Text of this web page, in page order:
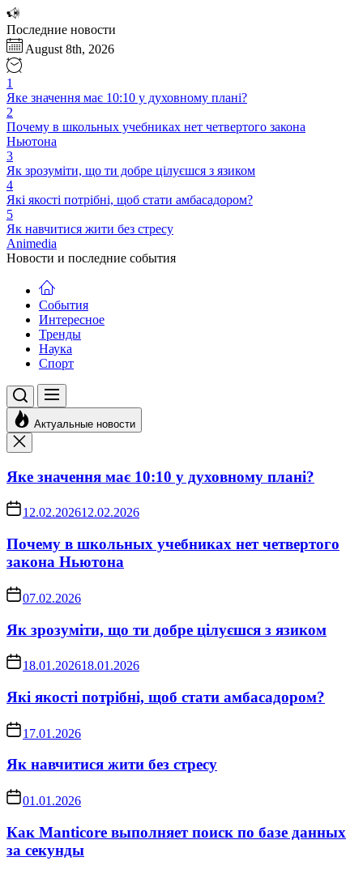
Перейти
к
содержимому
Последние новости
August 8th, 2026
1
Яке значення має 10:10 у духовному плані?
2
Почему в школьных учебниках нет четвертого закона
Ньютона
3
Як зрозуміти, що ти добре цілуєшся з язиком
4
Які якості потрібні, щоб стати амбасадором?
5
Як навчитися жити без стресу
Animedia
Новости и последние события
События
Интересное
Тренды
Наука
Спорт
Актуальные новости
Яке значення має 10:10 у духовному плані?
12.02.202612.02.2026
Почему в школьных учебниках нет четвертого
закона Ньютона
07.02.2026
Як зрозуміти, що ти добре цілуєшся з язиком
18.01.202618.01.2026
Які якості потрібні, щоб стати амбасадором?
17.01.2026
Як навчитися жити без стресу
01.01.2026
Как Manticore выполняет поиск по базе данных
за секунды